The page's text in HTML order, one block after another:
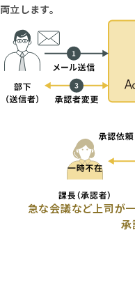
両立します。
急な会議など上司が
承